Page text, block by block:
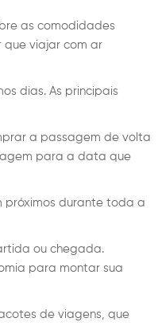
as comodidades
que viajar com ar
dias. As principais
a passagem de volta
para a data que
próximos durante toda a
ou chegada.
para montar sua
de viagens, que